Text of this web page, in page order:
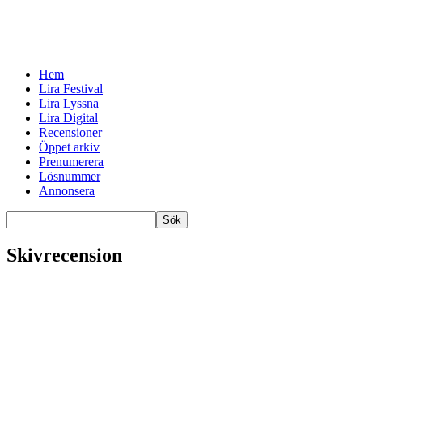
Hem
Lira Festival
Lira Lyssna
Lira Digital
Recensioner
Öppet arkiv
Prenumerera
Lösnummer
Annonsera
Skivrecension